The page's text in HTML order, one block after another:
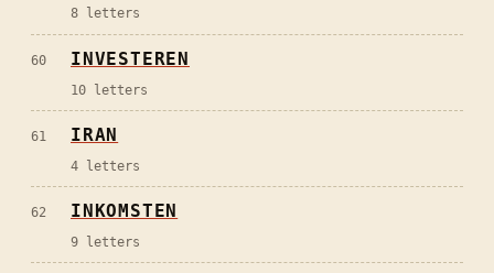
8 letters
60 INVESTEREN
10 letters
61 IRAN
4 letters
62 INKOMSTEN
9 letters